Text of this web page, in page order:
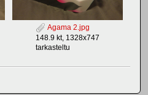
Agama 2.jpg
148.9 kt, 1328x747
tarkasteltu